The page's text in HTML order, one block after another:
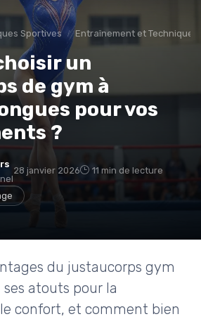
Sportives Entraînement et Techniques
un
de gym à
pour vos
?
28 janvier 2026 11 min de lecture
du justaucorps gym
atouts pour la
confort, et comment bien